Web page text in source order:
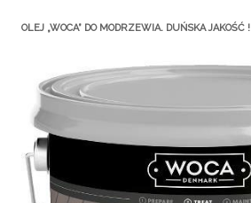
OLEJ „WOCA” DO MODRZEWIA. DUŃSKA JAKOŚĆ !